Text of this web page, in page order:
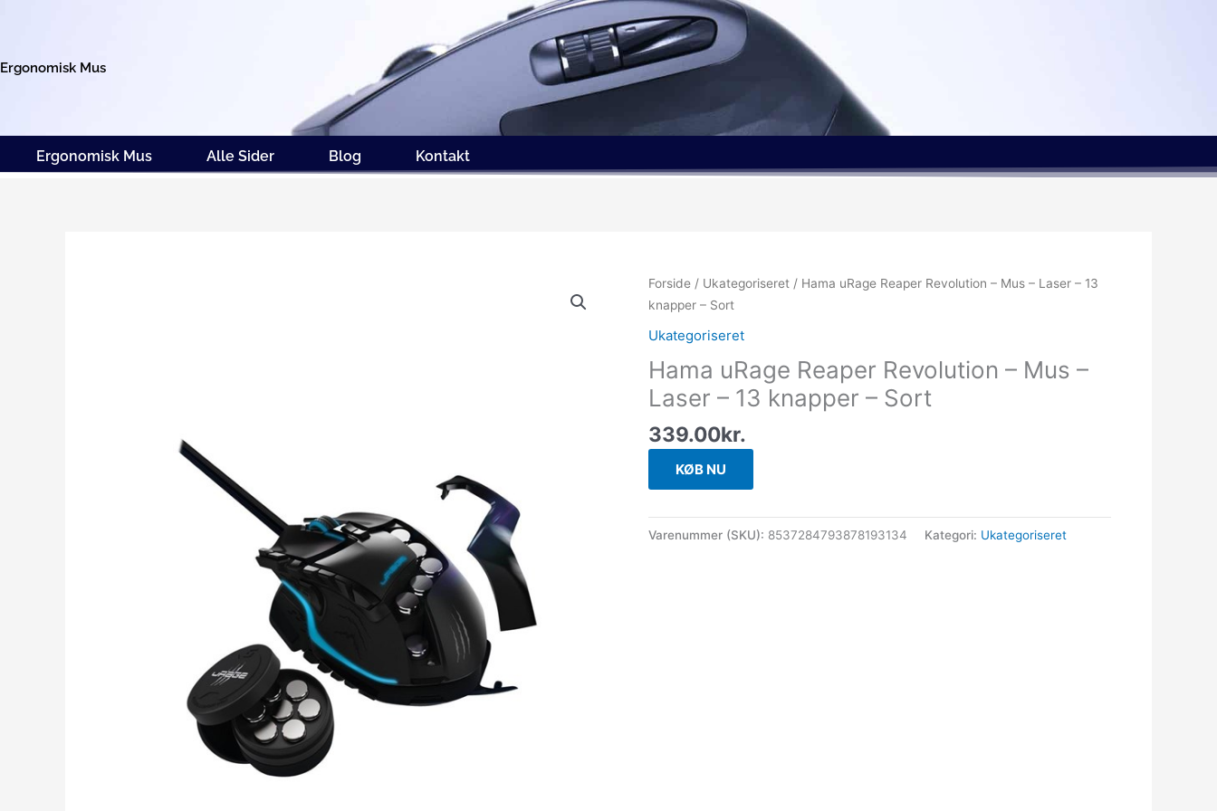
Ergonomisk Mus
Ergonomisk Mus Alle Sider Blog Kontakt
Forside / Ukategoriseret / Hama uRage Reaper Revolution – Mus – Laser – 13
knapper – Sort
Ukategoriseret
Hama uRage Reaper Revolution – Mus –
Laser – 13 knapper – Sort
339.00kr.
KØB NU
Varenummer (SKU): 8537284793878193134 Kategori: Ukategoriseret